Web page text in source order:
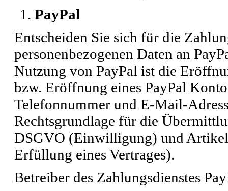
PayPal
Entscheiden Sie sich für die
personenbezogenen Daten an
Nutzung von PayPal ist die
bzw. Eröffnung eines PayPal
Telefonnummer und E-Mail-
Rechtsgrundlage für die
DSGVO (Einwilligung) und
Erfüllung eines Vertrages).
Betreiber des Zahlungsdienstes